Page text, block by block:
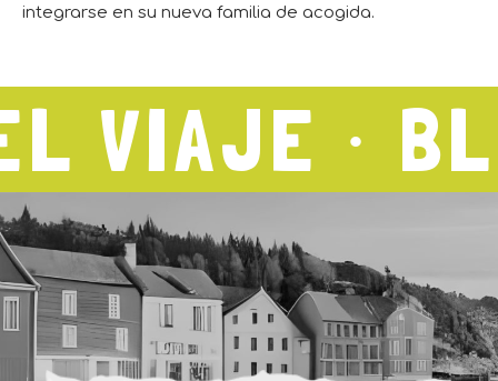
integrarse en su nueva familia de acogida.
∙